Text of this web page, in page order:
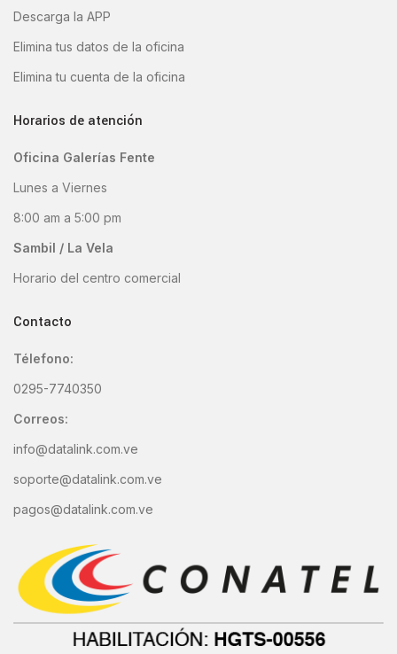
Descarga la APP
Elimina tus datos de la oficina
Elimina tu cuenta de la oficina
Horarios de atención
Oficina Galerías Fente
Lunes a Viernes
8:00 am a 5:00 pm
Sambil / La Vela
Horario del centro comercial
Contacto
Télefono:
0295-7740350
Correos:
info@datalink.com.ve
soporte@datalink.com.ve
pagos@datalink.com.ve